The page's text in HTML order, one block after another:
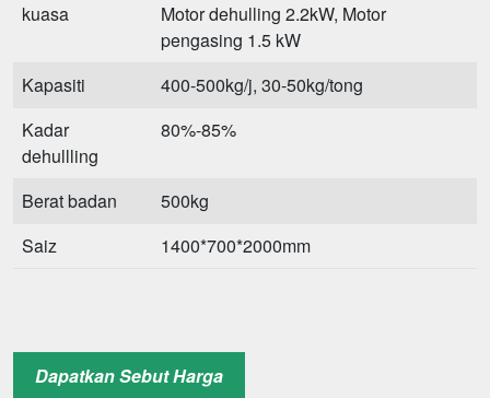
kuasa
Motor dehulling 2.2kW, Motor
pengasing 1.5 kW
Kapasiti
400-500kg/j, 30-50kg/tong
Kadar
dehullling
80%-85%
Berat badan
500kg
Saiz
1400*700*2000mm
Dapatkan Sebut Harga